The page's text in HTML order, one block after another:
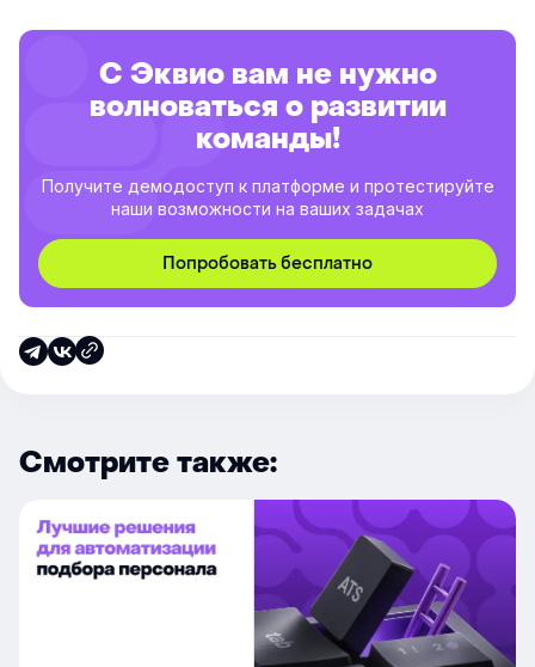
С Эквио вам не нужно
волноваться о развитии
команды!
Получите демодоступ к платформе и протестируйте
наши возможности на ваших задачах
Попробовать бесплатно
Смотрите также: